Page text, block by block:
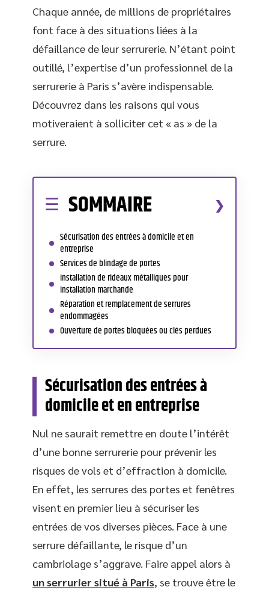
Chaque année, de millions de propriétaires
font face à des situations liées à la
défaillance de leur serrurerie. N’étant point
outillé, l’expertise d’un professionnel de la
serrurerie à Paris s’avère indispensable.
Découvrez dans les raisons qui vous
motiveraient à solliciter cet « as » de la
serrure.
SOMMAIRE
Sécurisation des entrées à domicile et en
entreprise
Services de blindage de portes
Installation de rideaux métalliques pour
installation marchande
Réparation et remplacement de serrures
endommagées
Ouverture de portes bloquées ou clés perdues
Sécurisation des entrées à
domicile et en entreprise
Nul ne saurait remettre en doute l’intérêt
d’une bonne serrurerie pour prévenir les
risques de vols et d’effraction à domicile.
En effet, les serrures des portes et fenêtres
visent en premier lieu à sécuriser les
entrées de vos diverses pièces. Face à une
serrure défaillante, le risque d’un
cambriolage s’aggrave. Faire appel alors à
un serrurier situé à Paris, se trouve être le